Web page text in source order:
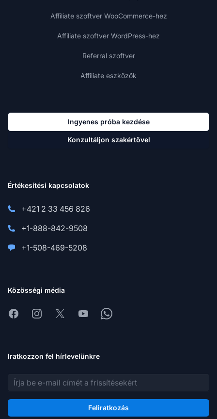
Affiliate szoftver WooCommerce-hez
Affiliate szoftver WordPress-hez
Referral szoftver
Affiliate eszközök
Ingyenes próba kezdése
Konzultáljon szakértővel
Értékesítési kapcsolatok
+421 2 33 456 826
+1-888-842-9508
+1-508-469-5208
Közösségi média
FacebookInstagram
X YoutubeWhatsapp
Iratkozzon fel hírlevelünkre
E-mail cím
Feliratkozás